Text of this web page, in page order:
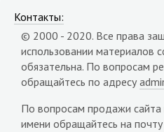
Контакты:
© 2000 - 2020. Все права
использовании материалов
обязательна. По вопросам
обращайтесь по адресу
По вопросам продажи сайта
имени обращайтесь на